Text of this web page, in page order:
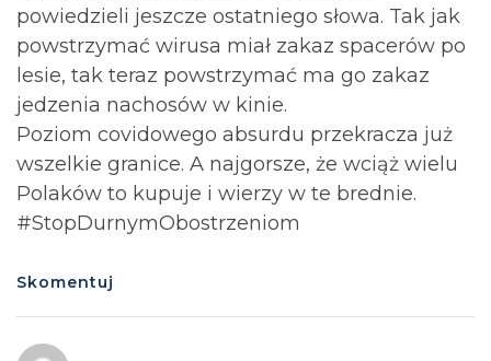
powiedzieli jeszcze ostatniego słowa. Tak jak
powstrzymać wirusa miał zakaz spacerów po
lesie, tak teraz powstrzymać ma go zakaz
jedzenia nachosów w kinie.
Poziom covidowego absurdu przekracza już
wszelkie granice. A najgorsze, że wciąż wielu
Polaków to kupuje i wierzy w te brednie.
#StopDurnymObostrzeniom
Skomentuj